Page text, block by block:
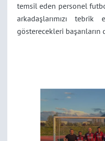
temsil eden personel
arkadaşlarımızı
gösterecekleri başarıların